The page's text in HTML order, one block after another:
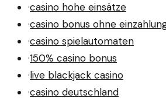
·casino hohe einsätze
·casino bonus ohne
·casino spielautomaten
·150% casino bonus
·live blackjack casino
·casino deutschland